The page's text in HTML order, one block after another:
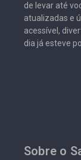
de levar até
atualizadas e
acessível,
dia já esteve
Sobre o